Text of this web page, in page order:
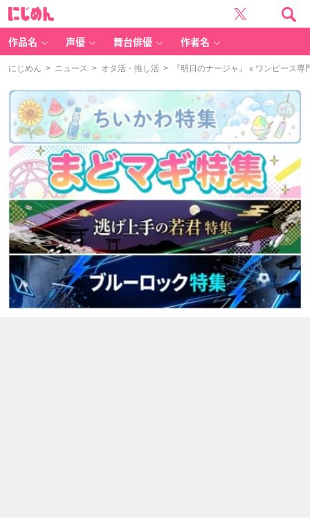
作品名 声優 舞台俳優 作者名
にじめん > ニュース > オタ活・推し活 > 『明日のナージャ』ｘワンピース専